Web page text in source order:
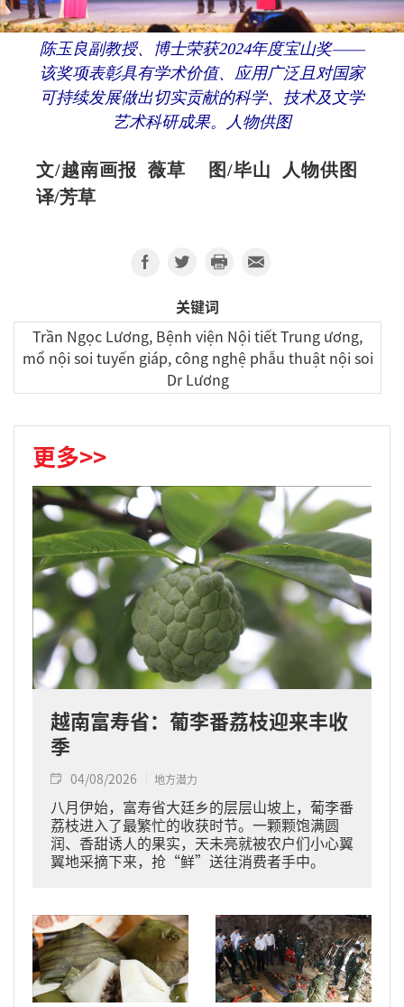
陈玉良副教授、博士荣获2024年度宝山奖——
该奖项表彰具有学术价值、应用广泛且对国家
可持续发展做出切实贡献的科学、技术及文学
艺术科研成果。人物供图
文/越南画报 薇草 图/毕山 人物供图
译/芳草
关键词
Trần Ngọc Lương, Bệnh viện Nội tiết Trung ương,
mổ nội soi tuyến giáp, công nghệ phẫu thuật nội soi
Dr Lương
更多>>
越南富寿省：葡李番荔枝迎来丰收
季
04/08/2026 地方潜力
八月伊始，富寿省大廷乡的层层山坡上，葡李番
荔枝进入了最繁忙的收获时节。一颗颗饱满圆
润、香甜诱人的果实，天未亮就被农户们小心翼
翼地采摘下来，抢“鲜”送往消费者手中。